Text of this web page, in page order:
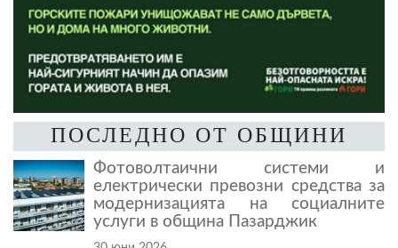
ПОСЛЕДНО ОТ ОБЩИНИ
Фотоволтаични системи и
електрически превозни средства за
модернизацията на социалните
услуги в община Пазарджик